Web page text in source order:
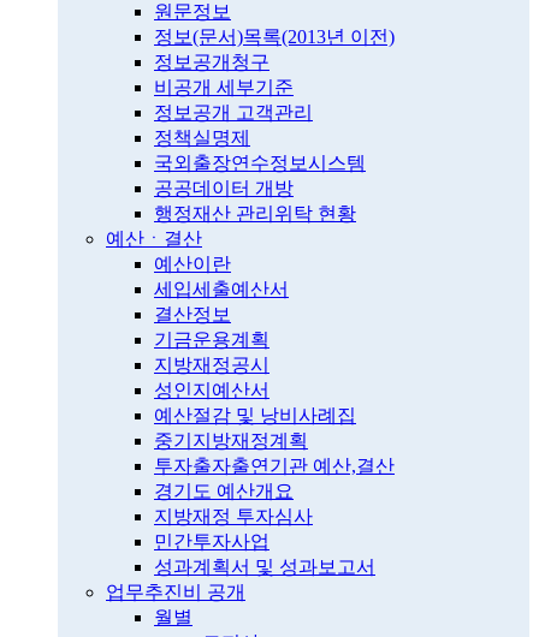
원문정보
정보(문서)목록(2013년 이전)
정보공개청구
비공개 세부기준
정보공개 고객관리
정책실명제
국외출장연수정보시스템
공공데이터 개방
행정재산 관리위탁 현황
예산ㆍ결산
예산이란
세입세출예산서
결산정보
기금운용계획
지방재정공시
성인지예산서
예산절감 및 낭비사례집
중기지방재정계획
투자출자출연기관 예산,결산
경기도 예산개요
지방재정 투자심사
민간투자사업
성과계획서 및 성과보고서
업무추진비 공개
월별